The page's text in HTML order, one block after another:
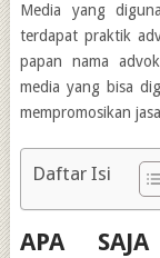
Media yang
terdapat praktik
papan nama
media yang bisa
mempromosikan
Daftar Isi
APA